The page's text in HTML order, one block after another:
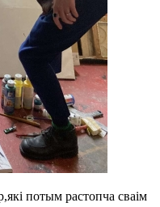
потым растопча сваім